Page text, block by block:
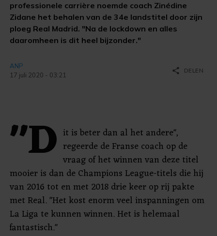
professionele carrière noemde coach Zinédine
Zidane het behalen van de 34e landstitel door zijn
ploeg Real Madrid. "Na de lockdown en alles
daaromheen is dit heel bijzonder."
ANP
17 juli 2020 - 03:21
share DELEN
"D it is beter dan al het andere",
regeerde de Franse coach op de
vraag of het winnen van deze titel
mooier is dan de Champions League-titels die hij
van 2016 tot en met 2018 drie keer op rij pakte
met Real. "Het kost enorm veel inspanningen om
La Liga te kunnen winnen. Het is helemaal
fantastisch."